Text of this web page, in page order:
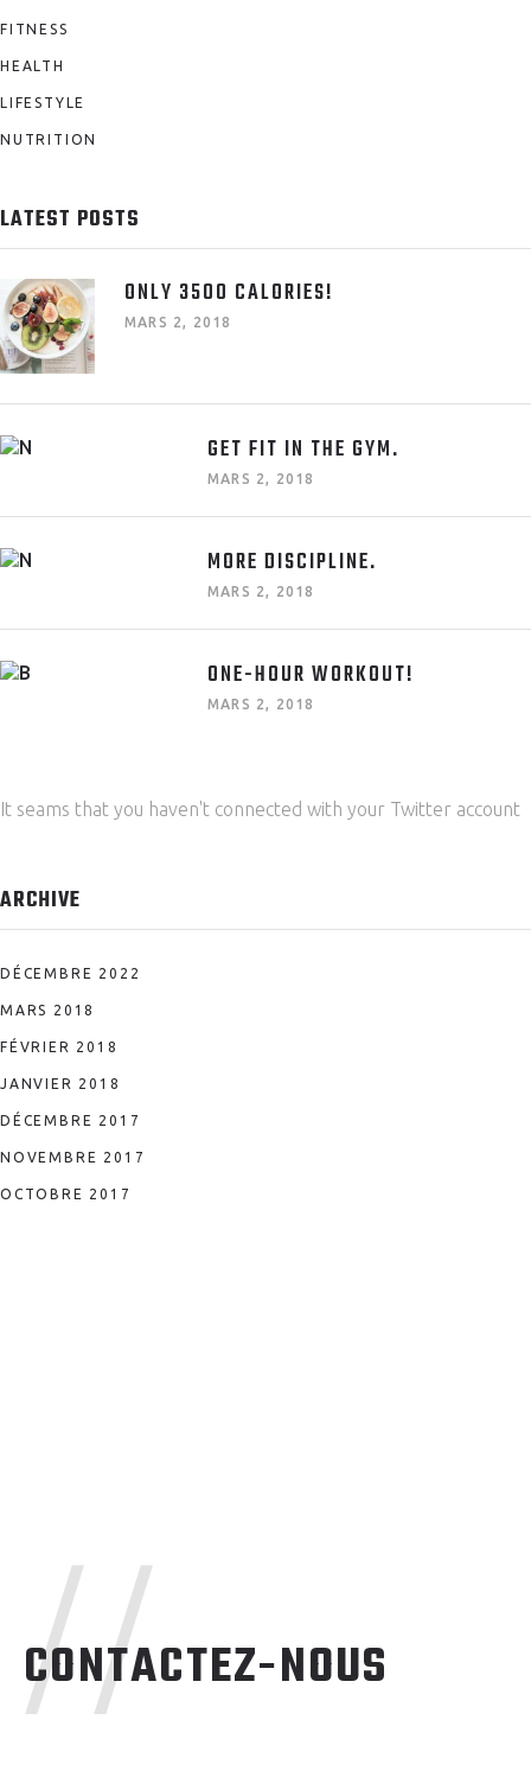
FITNESS
HEALTH
LIFESTYLE
NUTRITION
LATEST POSTS
ONLY 3500 CALORIES!
MARS 2, 2018
GET FIT IN THE GYM.
MARS 2, 2018
MORE DISCIPLINE.
MARS 2, 2018
ONE-HOUR WORKOUT!
MARS 2, 2018
It seams that you haven't connected with your Twitter account
ARCHIVE
DÉCEMBRE 2022
MARS 2018
FÉVRIER 2018
JANVIER 2018
DÉCEMBRE 2017
NOVEMBRE 2017
OCTOBRE 2017
CONTACTEZ-NOUS
//